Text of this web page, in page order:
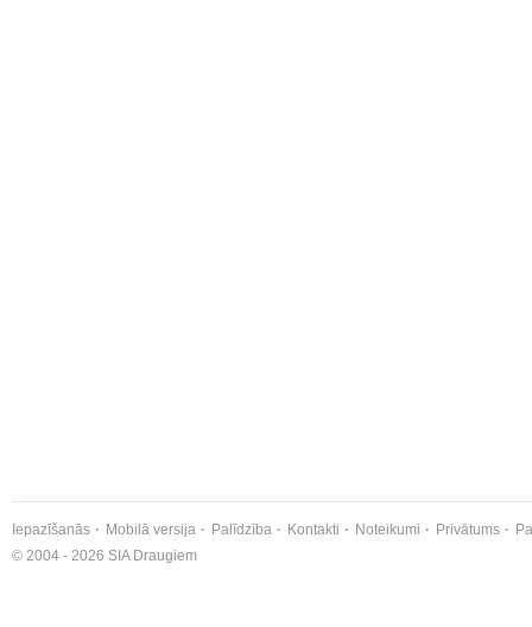
Iepazīšanās Mobilā versija Palīdzība Kontakti Noteikumi Privātums
© 2004 - 2026 SIA Draugiem